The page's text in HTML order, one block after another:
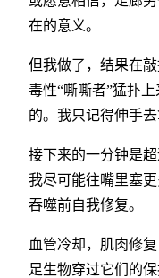
在的意义。
但我做了，结果在
毒性“嘶嘶者”猛扑
的。我只记得伸手
接下来的一分钟是
我尽可能往嘴里塞
吞噬前自我修复。
血管冷却，肌肉修
足生物穿过它们的